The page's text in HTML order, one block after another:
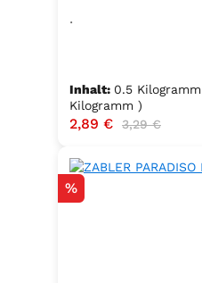
.
Inhalt: 0.5 Kilogramm
Kilogramm )
Verkaufspreis:
2,89 € Regulärer Preis:
3,29 €
Rabatt
%